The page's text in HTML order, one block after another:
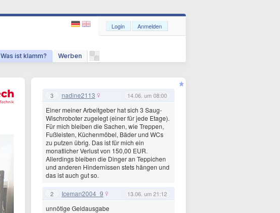
Was ist klamm? Werben
Login Anmelden
3 nadine2113 14.06. um 08:00
Einer meiner Arbeitgeber hat sich 3 Saug-
Wischroboter zugelegt (einer für jede Etage).
Für mich bleiben die Sachen, wie Treppen,
Fußleisten, Küchenmöbel, Bäder und WCs
zu putzen übrig. Das ist für mich ein
monatlicher Verlust von 150,00 EUR.
Allerdings bleiben die Dinger an Teppichen
und anderen Hindernissen stets hängen und
das ist auch gut so.
2 Iceman2004_9 13.06. um 21:12
unnötige Geldausgabe